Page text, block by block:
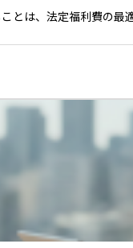
とは、法定福利費の